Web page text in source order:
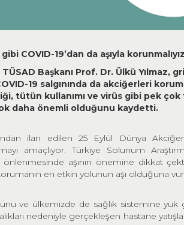
COVID-19’dan da aşıyla korunmalıyız
Başkanı Prof. Dr. Ülkü Yılmaz,
19 salgınında da akciğerleri
tütün kullanımı ve virüs gibi pek
daha önemli olduğunu kaydetti.
ilan edilen 25 Eylül Dünya
amaçlıyor. Türkiye Solunum
önlenmesinde aşının önemine dikkat
en etkin yolunun aşı olduğuna
ve ülkemizde de sağlık sistemine
nedeniyle gerçekleşen hastane